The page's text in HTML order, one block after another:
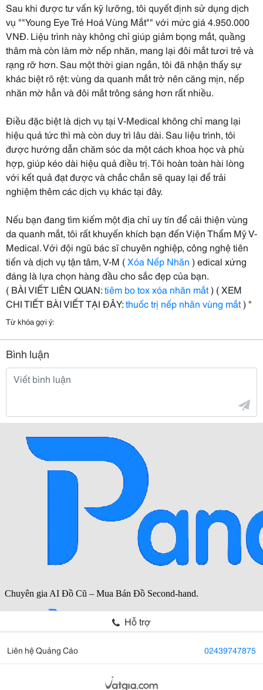
Sau khi được tư vấn kỹ lưỡng, tôi quyết định sử dụng dịch
vụ ""Young Eye Trẻ Hoá Vùng Mắt"" với mức giá 4.950.000
VNĐ. Liệu trình này không chỉ giúp giảm bọng mắt, quầng
thâm mà còn làm mờ nếp nhăn, mang lại đôi mắt tươi trẻ và
rạng rỡ hơn. Sau một thời gian ngắn, tôi đã nhận thấy sự
khác biệt rõ rệt: vùng da quanh mắt trở nên căng mịn, nếp
nhăn mờ hẳn và đôi mắt trông sáng hơn rất nhiều.
Điều đặc biệt là dịch vụ tại V-Medical không chỉ mang lại
hiệu quả tức thì mà còn duy trì lâu dài. Sau liệu trình, tôi
được hướng dẫn chăm sóc da một cách khoa học và phù
hợp, giúp kéo dài hiệu quả điều trị. Tôi hoàn toàn hài lòng
với kết quả đạt được và chắc chắn sẽ quay lại để trải
nghiệm thêm các dịch vụ khác tại đây.
Nếu bạn đang tìm kiếm một địa chỉ uy tín để cải thiện vùng
da quanh mắt, tôi rất khuyến khích bạn đến Viện Thẩm Mỹ V-
Medical. Với đội ngũ bác sĩ chuyên nghiệp, công nghệ tiên
tiến và dịch vụ tận tâm, V-M (Xóa Nếp Nhăn ) edical xứng
đáng là lựa chọn hàng đầu cho sắc đẹp của bạn.
( BÀI VIẾT LIÊN QUAN:tiêm bo tox xóa nhăn mắt) ( XEM
CHI TIẾT BÀI VIẾT TẠI ĐÂY:thuốc trị nếp nhăn vùng mắt) "
Từ khóa gợi ý:
Bình luận
Hỗ trợ
Liên hệ Quảng Cáo 02439747875